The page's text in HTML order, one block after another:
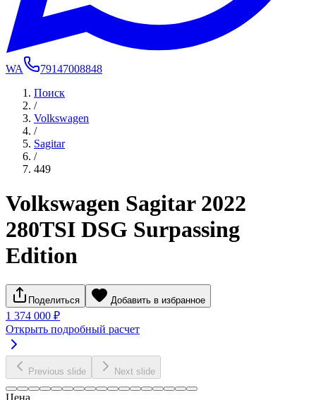
WA
79147008848
Поиск
/
Volkswagen
/
Sagitar
/
449
Volkswagen Sagitar 2022
280TSI DSG Surpassing
Edition
Поделиться Добавить в избранное
1 374 000 ₽
Открыть подробный расчет
Previous slide Next slide
Цена